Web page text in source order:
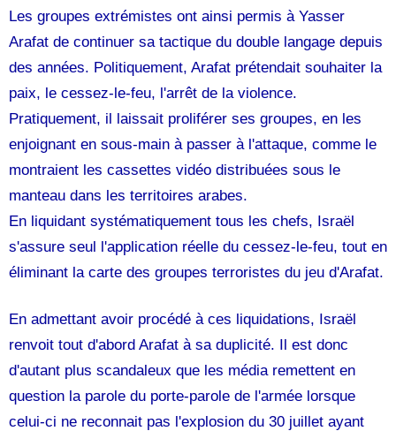
Les groupes extrémistes ont ainsi permis à Yasser
Arafat de continuer sa tactique du double langage depuis
des années. Politiquement, Arafat prétendait souhaiter la
paix, le cessez-le-feu, l'arrêt de la violence.
Pratiquement, il laissait proliférer ses groupes, en les
enjoignant en sous-main à passer à l'attaque, comme le
montraient les cassettes vidéo distribuées sous le
manteau dans les territoires arabes.
En liquidant systématiquement tous les chefs, Israël
s'assure seul l'application réelle du cessez-le-feu, tout en
éliminant la carte des groupes terroristes du jeu d'Arafat.
En admettant avoir procédé à ces liquidations, Israël
renvoit tout d'abord Arafat à sa duplicité. Il est donc
d'autant plus scandaleux que les média remettent en
question la parole du porte-parole de l'armée lorsque
celui-ci ne reconnait pas l'explosion du 30 juillet ayant